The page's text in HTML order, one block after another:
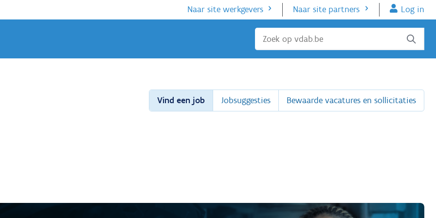
Naar site werkgevers Naar site partners Log in
Sluiten
Vind een job Jobsuggesties Bewaarde vacatures en sollicitaties